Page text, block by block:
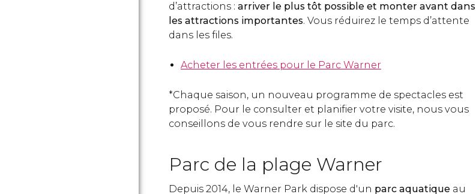
d’attractions : arriver le plus tôt possible et monter avant dans
les attractions importantes. Vous réduirez le temps d’attente
dans les files.
Acheter les entrées pour le Parc Warner
*Chaque saison, un nouveau programme de spectacles est
proposé. Pour le consulter et planifier votre visite, nous vous
conseillons de vous rendre sur le site du parc.
Parc de la plage Warner
Depuis 2014, le Warner Park dispose d'un parc aquatique au